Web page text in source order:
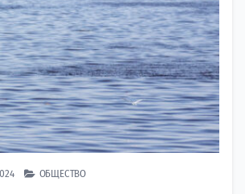
ОБЩЕСТВО